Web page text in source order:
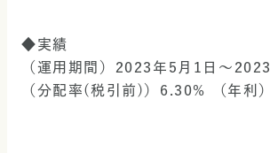
◆実績
（運用期間）2023年5月1日～
（分配率(税引前)）6.30% （年利）